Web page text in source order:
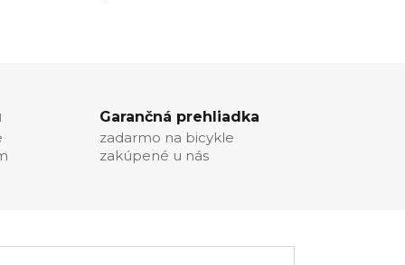
Garančná prehliadka
zadarmo na bicykle
zakúpené u nás